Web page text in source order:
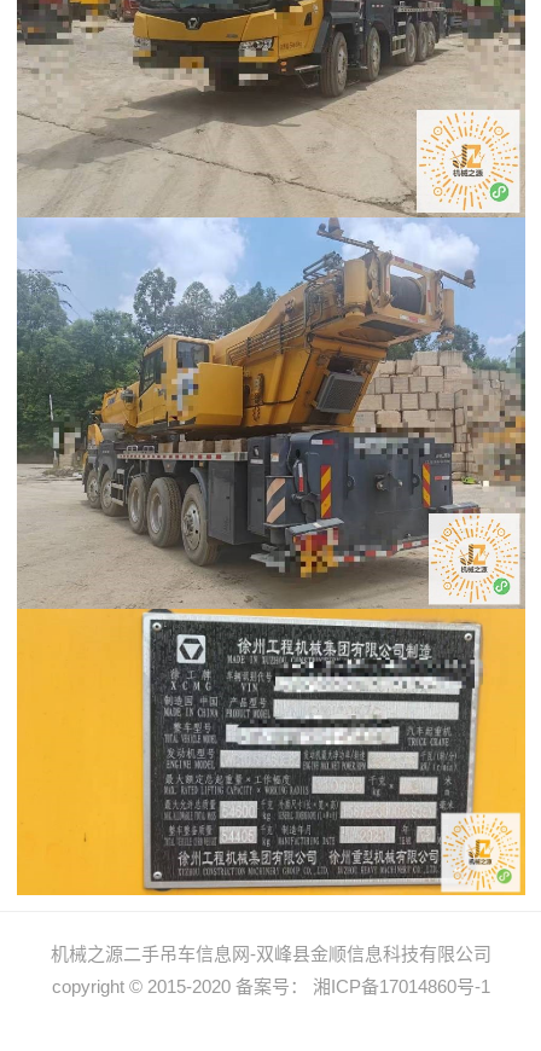
机械之源二手吊车信息网-双峰县金顺信息科技有限公司
copyright © 2015-2020 备案号： 湘ICP备17014860号-1